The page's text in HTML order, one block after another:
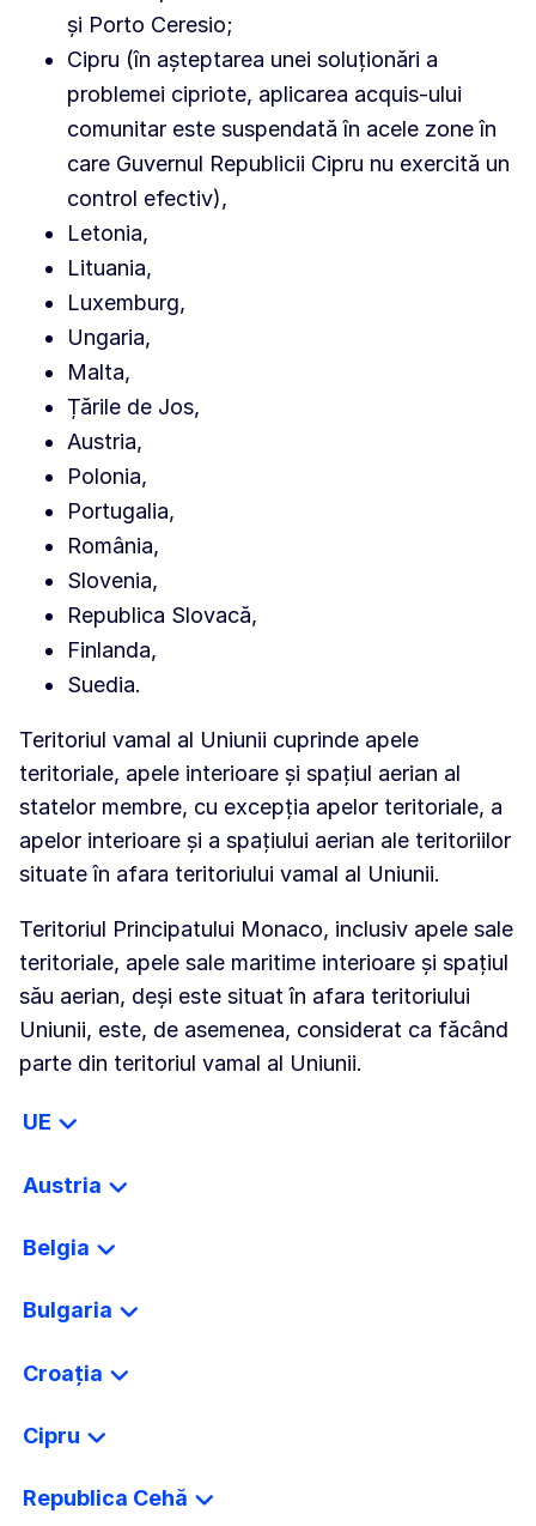
și Porto Ceresio;
Cipru (în așteptarea unei soluționări a
problemei cipriote, aplicarea acquis-ului
comunitar este suspendată în acele zone în
care Guvernul Republicii Cipru nu exercită un
control efectiv),
Letonia,
Lituania,
Luxemburg,
Ungaria,
Malta,
Țările de Jos,
Austria,
Polonia,
Portugalia,
România,
Slovenia,
Republica Slovacă,
Finlanda,
Suedia.
Teritoriul vamal al Uniunii cuprinde apele
teritoriale, apele interioare și spațiul aerian al
statelor membre, cu excepția apelor teritoriale, a
apelor interioare și a spațiului aerian ale teritoriilor
situate în afara teritoriului vamal al Uniunii.
Teritoriul Principatului Monaco, inclusiv apele sale
teritoriale, apele sale maritime interioare și spațiul
său aerian, deși este situat în afara teritoriului
Uniunii, este, de asemenea, considerat ca făcând
parte din teritoriul vamal al Uniunii.
UE
Austria
Belgia
Bulgaria
Croația
Cipru
Republica Cehă